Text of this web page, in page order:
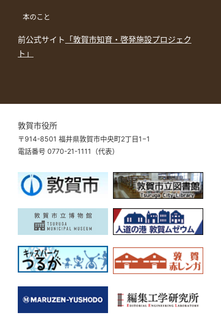
本のこと
前公式サイト 「敦賀市知育・啓発施設プロジェク
ト」
敦賀市役所
〒914-8501 福井県敦賀市中央町2丁目1−1
電話番号 0770-21-1111（代表）